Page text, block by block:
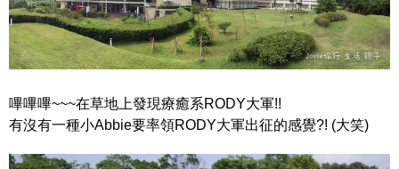
嗶嗶嗶~~~在草地上發現療癒系RODY大軍!!
有沒有一種小Abbie要率領RODY大軍出征的感覺?! (大笑)